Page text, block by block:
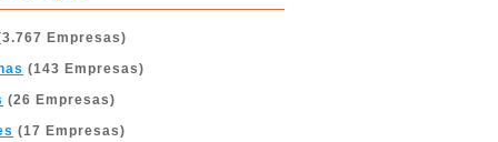
Empresas)
(143 Empresas)
(26 Empresas)
(17 Empresas)